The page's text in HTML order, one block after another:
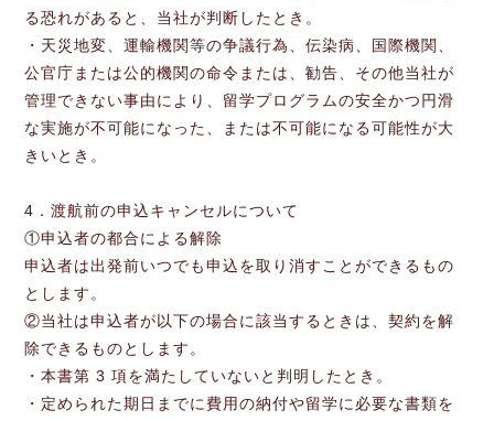
る恐れがあると、当社が判断したとき。
・天災地変、運輸機関等の争議行為、伝染病、国際機関、
公官庁または公的機関の命令または、勧告、その他当社が
管理できない事由により、留学プログラムの安全かつ円滑
な実施が不可能になった、または不可能になる可能性が大
きいとき。
4．渡航前の申込キャンセルについて
①申込者の都合による解除
申込者は出発前いつでも申込を取り消すことができるもの
とします。
②当社は申込者が以下の場合に該当するときは、契約を解
除できるものとします。
・本書第 3 項を満たしていないと判明したとき。
・定められた期日までに費用の納付や留学に必要な書類を